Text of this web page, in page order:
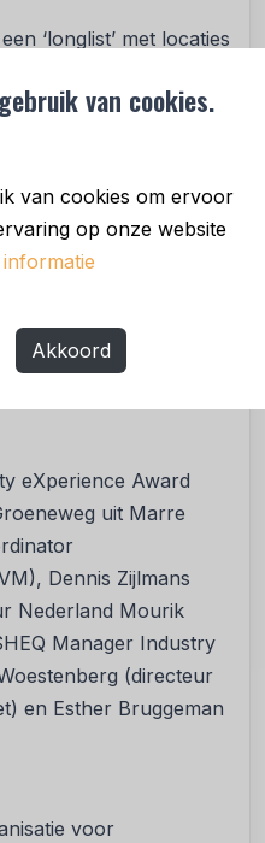
van cookies.
van cookies om ervoor
op onze website
Akkoord
‘longlist’ met locaties
shortlist van bedrijven
vragenlijsten
gemaakt van een
locaties worden
onderlinge
van veiligheid,
eXperience Award
uit Marre
Dennis Zijlmans
Nederland Mourik
Manager Industry
(directeur
en Esther Bruggeman
voor